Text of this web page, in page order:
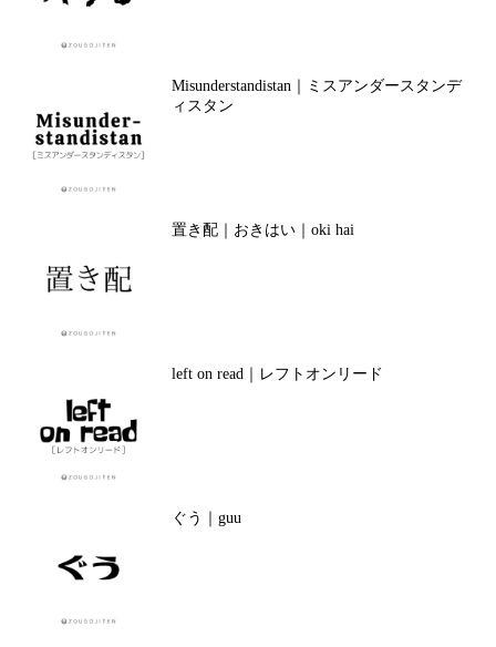
Misunderstandistan｜ミスアンダースタンデ
ィスタン
置き配｜おきはい｜oki hai
left on read｜レフトオンリード
ぐう｜guu